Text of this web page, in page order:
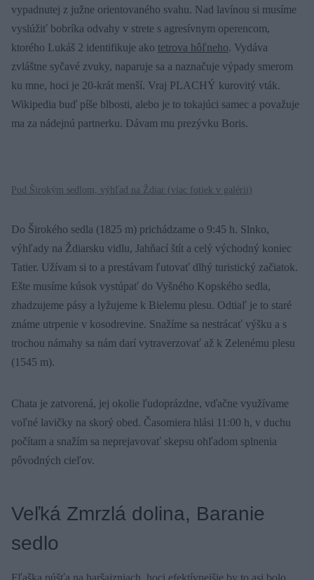
vypadnutej z južne orientovaného svahu. Nad lavínou si musíme
vyslúžiť bobríka odvahy v strete s agresívnym operencom,
ktorého Lukáš 2 identifikuje ako tetrova hôľneho. Vydáva
zvláštne syčavé zvuky, naparuje sa a naznačuje výpady smerom
ku mne, hoci je 20-krát menší. Vraj PLACHÝ kurovitý vták.
Wikipedia buď píše blbosti, alebo je to tokajúci samec a považuje
ma za nádejnú partnerku. Dávam mu prezývku Boris.
Pod Širokým sedlom, výhľad na Ždiar (viac fotiek v galérii )
Do Širokého sedla (1825 m) prichádzame o 9:45 h. Slnko,
výhľady na Ždiarsku vidlu, Jahňací štít a celý východný koniec
Tatier. Užívam si to a prestávam ľutovať dlhý turistický začiatok.
Ešte musíme kúsok vystúpať do Vyšného Kopského sedla,
zhadzujeme pásy a lyžujeme k Bielemu plesu. Odtiaľ je to staré
známe utrpenie v kosodrevine. Snažíme sa nestrácať výšku a s
trochou námahy sa nám darí vytraverzovať až k Zelenému plesu
(1545 m).
Chata je zatvorená, jej okolie ľudoprázdne, vďačne využívame
voľné lavičky na skorý obed. Časomiera hlási 11:00 h, v duchu
počítam a snažím sa neprejavovať skepsu ohľadom splnenia
pôvodných cieľov.
Veľká Zmrzlá dolina, Baranie
sedlo
Fľaška púšťa na haršajzniach, hoci efektívnejšie by to asi bolo